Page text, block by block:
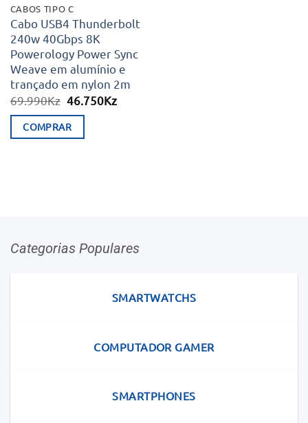
CABOS TIPO C
Cabo USB4 Thunderbolt
240w 40Gbps 8K
Powerology Power Sync
Weave em alumínio e
trançado em nylon 2m
69.990Kz O
original
era:
46.750KzO
COMPRAR
Categorias Populares
SMARTWATCHS
COMPUTADOR GAMER
SMARTPHONES